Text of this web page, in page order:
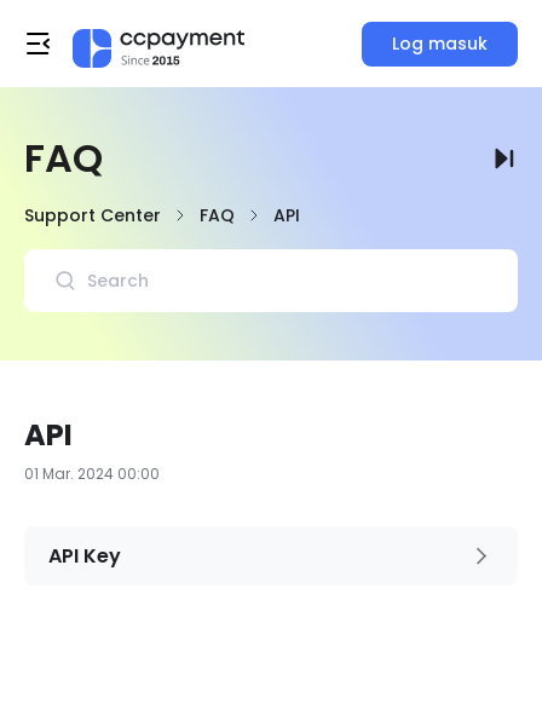
Log masuk
FAQ
Support Center FAQ API
API
01 Mar. 2024 00:00
API Key